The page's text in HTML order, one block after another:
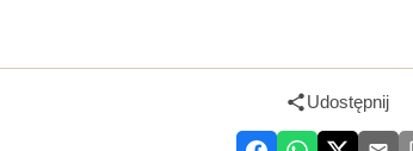
Udostępnij